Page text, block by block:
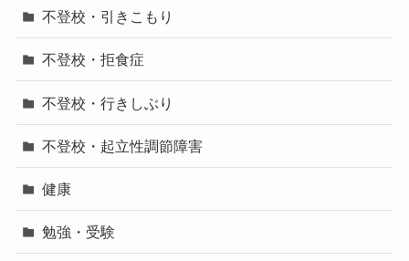
不登校・引きこもり
不登校・拒食症
不登校・行きしぶり
不登校・起立性調節障害
健康
勉強・受験